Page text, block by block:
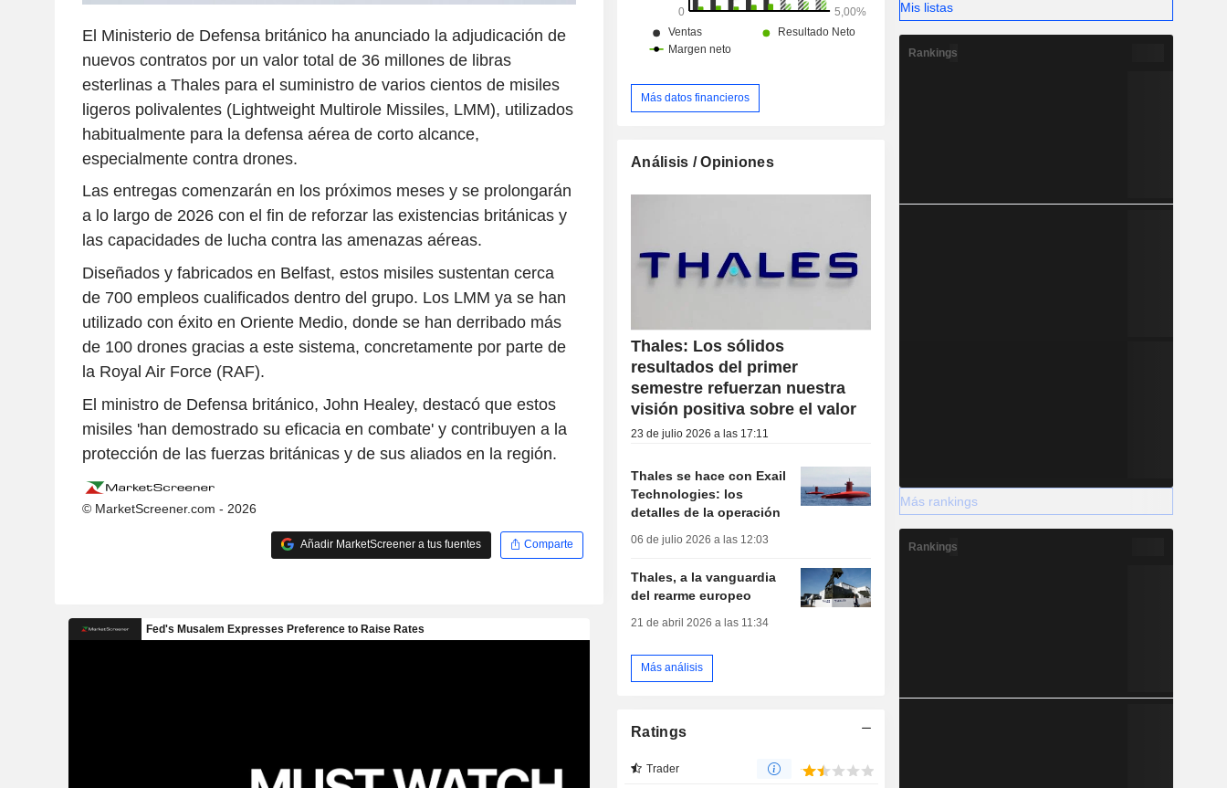
El Ministerio de Defensa británico ha anunciado la adjudicación de
nuevos contratos por un valor total de 36 millones de libras
esterlinas a Thales para el suministro de varios cientos de misiles
ligeros polivalentes (Lightweight Multirole Missiles, LMM), utilizados
habitualmente para la defensa aérea de corto alcance,
especialmente contra drones.
Las entregas comenzarán en los próximos meses y se prolongarán
a lo largo de 2026 con el fin de reforzar las existencias británicas y
las capacidades de lucha contra las amenazas aéreas.
Diseñados y fabricados en Belfast, estos misiles sustentan cerca
de 700 empleos cualificados dentro del grupo. Los LMM ya se han
utilizado con éxito en Oriente Medio, donde se han derribado más
de 100 drones gracias a este sistema, concretamente por parte de
la Royal Air Force (RAF).
El ministro de Defensa británico, John Healey, destacó que estos
misiles 'han demostrado su eficacia en combate' y contribuyen a la
protección de las fuerzas británicas y de sus aliados en la región.
© MarketScreener.com - 2026
Añadir MarketScreener a tus fuentes Comparte
%), Australia y Nueva Zelanda (4,1 %) y otros
Más datos financieros
Análisis / Opiniones
Thales: Los sólidos
resultados del primer
semestre refuerzan nuestra
visión positiva sobre el valor
23 de julio 2026 a las 17:11
Thales se hace con Exail
Technologies: los
detalles de la operación
06 de julio 2026 a las 12:03
Thales, a la vanguardia
del rearme europeo
21 de abril 2026 a las 11:34
Más análisis
Ratings
Trader
Mis listas
Rankings
Más rankings
Rankings